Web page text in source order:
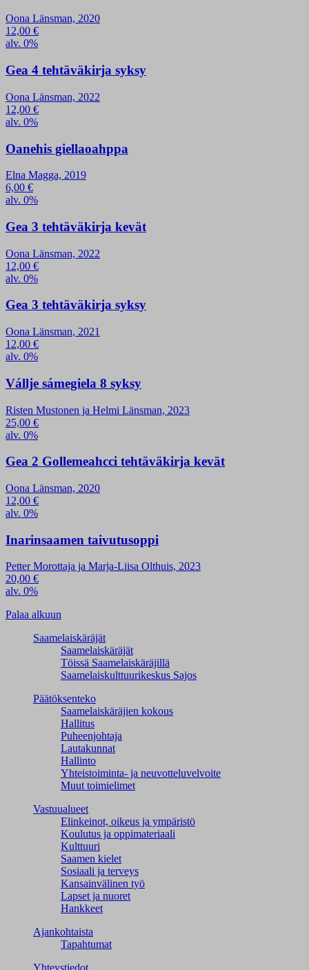
Oona Länsman, 2020
12,00 €
alv. 0%
Gea 4 tehtäväkirja syksy
Oona Länsman, 2022
12,00 €
alv. 0%
Oanehis giellaoahppa
Elna Magga, 2019
6,00 €
alv. 0%
Gea 3 tehtäväkirja kevät
Oona Länsman, 2022
12,00 €
alv. 0%
Gea 3 tehtäväkirja syksy
Oona Länsman, 2021
12,00 €
alv. 0%
Vállje sámegiela 8 syksy
Risten Mustonen ja Helmi Länsman, 2023
25,00 €
alv. 0%
Gea 2 Gollemeahcci tehtäväkirja kevät
Oona Länsman, 2020
12,00 €
alv. 0%
Inarinsaamen taivutusoppi
Petter Morottaja ja Marja-Liisa Olthuis, 2023
20,00 €
alv. 0%
Palaa alkuun
Saamelaiskäräjät
Saamelaiskäräjät
Töissä Saamelaiskäräjillä
Saamelaiskulttuuri­keskus Sajos
Päätöksenteko
Saamelaiskäräjien kokous
Hallitus
Puheenjohtaja
Lautakunnat
Hallinto
Yhteistoiminta- ja neuvotteluvelvoite
Muut toimielimet
Vastuualueet
Elinkeinot, oikeus ja ympäristö
Koulutus ja oppimateriaali
Kulttuuri
Saamen kielet
Sosiaali ja terveys
Kansainvälinen työ
Lapset ja nuoret
Hankkeet
Ajankohtaista
Tapahtumat